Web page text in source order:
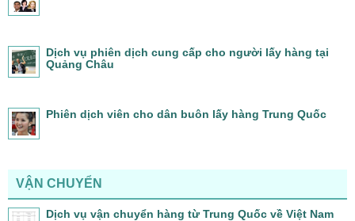
Dịch vụ phiên dịch cung cấp cho người lấy hàng tại
Quảng Châu
Phiên dịch viên cho dân buôn lấy hàng Trung Quốc
VẬN CHUYỂN
Dịch vụ vận chuyển hàng từ Trung Quốc về Việt Nam